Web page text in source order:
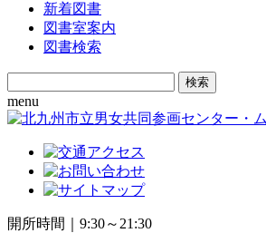
新着図書
図書室案内
図書検索
Search
for:
menu
開所時間｜9:30～21:30